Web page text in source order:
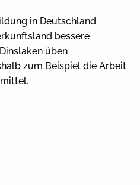
in Deutschland
bessere
üben
zum Beispiel die Arbeit